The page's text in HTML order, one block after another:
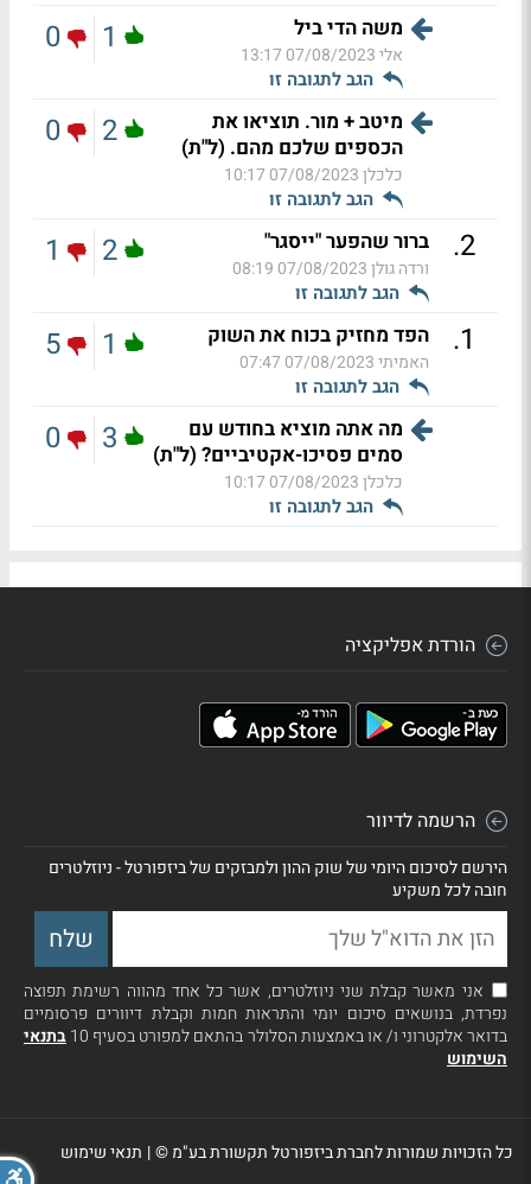
משה הדי ביל
אלי07/08/2023 13:17
הגב לתגובה זו
1
0
מיטב + מור. תוציאו את
הכספים שלכם מהם. (ל"ת)
כלכלן07/08/2023 10:17
הגב לתגובה זו
2
0
2
. ברור שהפער "ייסגר"
ורדה גולן07/08/2023 08:19
הגב לתגובה זו
2
1
1
. הפד מחזיק בכוח את השוק
האמיתי07/08/2023 07:47
הגב לתגובה זו
1
5
מה אתה מוציא בחודש עם
סמים פסיכו-אקטיביים? (ל"ת)
כלכלן07/08/2023 10:17
הגב לתגובה זו
3
0
הורדת אפליקציה
הרשמה לדיוור
הירשם לסיכום היומי של שוק ההון ולמבזקים של ביזפורטל - ניוזלטרים
חובה לכל משקיע
אני מאשר קבלת שני ניוזלטרים, אשר כל אחד מהווה רשימת תפוצה
נפרדת, בנושאים סיכום יומי והתראות חמות וקבלת דיוורים פרסומיים
בדואר אלקטרוני ו/ או באמצעות הסלולר בהתאם למפורט בסעיף 10
בתנאי
השימוש
כל הזכויות שמורות לחברת ביזפורטל תקשורת בע"מ ©| תנאי שימוש